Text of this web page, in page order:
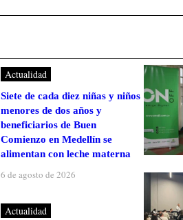
Actualidad
Siete de cada diez niñas y niños
menores de dos años y
beneficiarios de Buen
Comienzo en Medellín se
alimentan con leche materna
6 de agosto de 2026
Actualidad